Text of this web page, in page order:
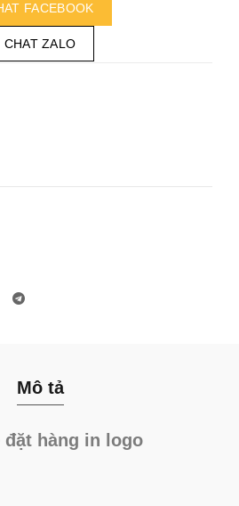
FACEBOOK
CHAT ZALO
Mô tả
đặt hàng in logo